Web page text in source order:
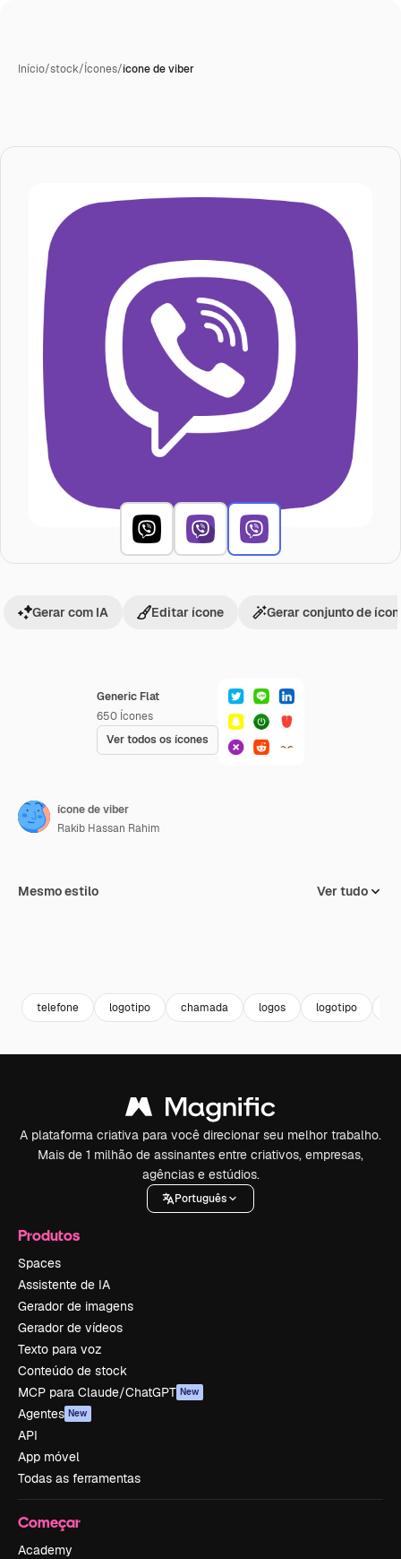
Início/stock/Ícones/ícone de viber
Generic Flat
650 Ícones
Ver todos os ícones
Gerar com IA Editar ícone Gerar conjunto de
ícone de viber
Rakib Hassan Rahim
Mesmo estilo Ver tudo
telefone logotipo chamada logos logotipo
A plataforma criativa para você direcionar seu melhor trabalho.
Mais de 1 milhão de assinantes entre criativos, empresas,
agências e estúdios.
Português
Produtos
Spaces
Assistente de IA
Gerador de imagens
Gerador de vídeos
Texto para voz
Conteúdo de stock
MCP para Claude/ChatGPT New
Agentes New
API
App móvel
Todas as ferramentas
Começar
Academy